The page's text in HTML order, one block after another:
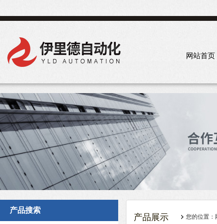
网站首页
产品搜索
产品展示 您的位置：